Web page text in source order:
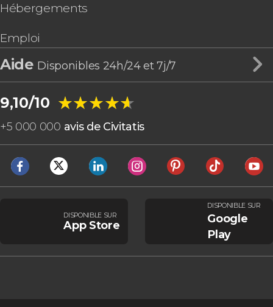
Hébergements
Emploi
Aide Disponibles 24h/24 et 7j/7
9,10/10 ★★★★★
★★★★★
+5 000 000 avis de Civitatis
DISPONIBLE SUR
App Store
DISPONIBLE SUR
Google
Play